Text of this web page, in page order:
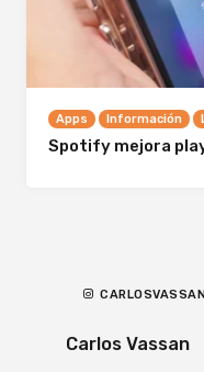
Apps Información
Spotify mejora
Carlos Vassan